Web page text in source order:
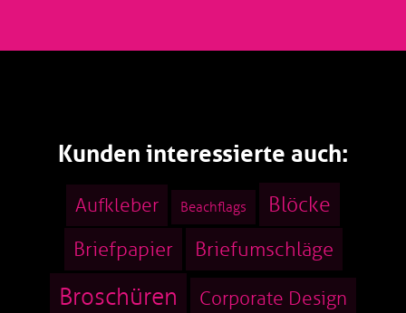
Kunden interessierte auch:
Aufkleber Beachflags Blöcke
Briefpapier Briefumschläge
Broschüren Corporate Design